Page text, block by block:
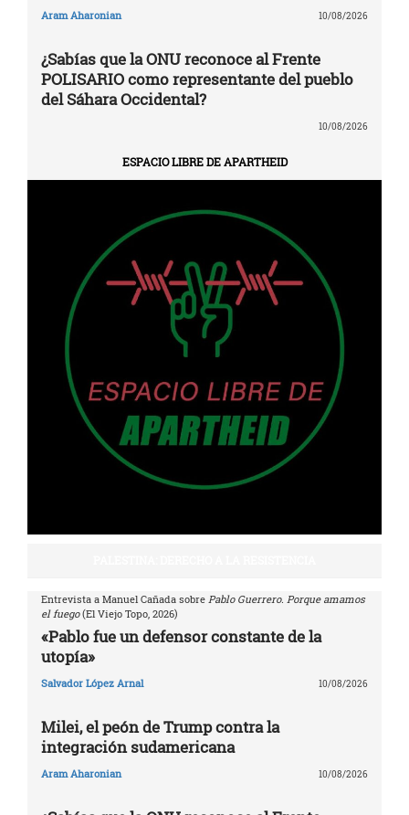
Aram Aharonian 10/08/2026
¿Sabías que la ONU reconoce al Frente
POLISARIO como representante del pueblo
del Sáhara Occidental?
10/08/2026
ESPACIO LIBRE DE APARTHEID
Entrevista a Manuel Cañada sobre Pablo Guerrero. Porque amamos
el fuego(El Viejo Topo, 2026)
«Pablo fue un defensor constante de la
utopía»
Salvador López Arnal 10/08/2026
Milei, el peón de Trump contra la
integración sudamericana
Aram Aharonian 10/08/2026